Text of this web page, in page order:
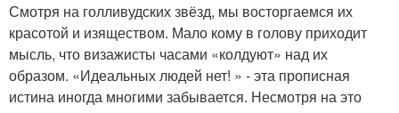
Смотря на голливудских звёзд, мы восторгаемся их
красотой и изяществом. Мало кому в голову приходит
мысль, что визажисты часами «колдуют» над их
образом. «Идеальных людей нет! » - эта прописная
истина иногда многими забывается. Несмотря на это